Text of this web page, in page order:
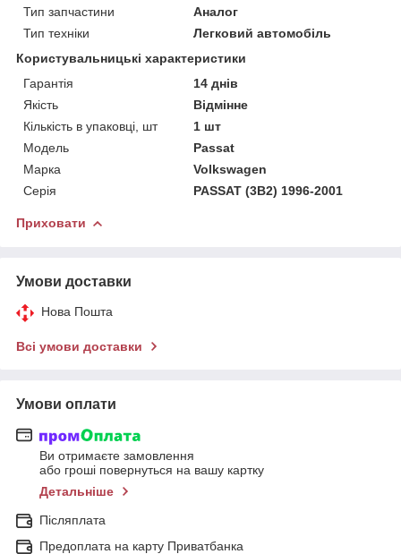
Тип запчастини
Аналог
Тип техніки
Легковий автомобіль
Користувальницькі характеристики
Гарантія
14 днів
Якість
Відмінне
Кількість в упаковці, шт
1 шт
Мoдель
Passat
Марка
Volkswagen
Серія
PASSAT (3B2) 1996-2001
Приховати
Умови доставки
Нова Пошта
Всі умови доставки
Умови оплати
Ви отримаєте замовлення
або гроші повернуться на вашу картку
Детальніше
Післяплата
Предоплата на карту Приватбанка